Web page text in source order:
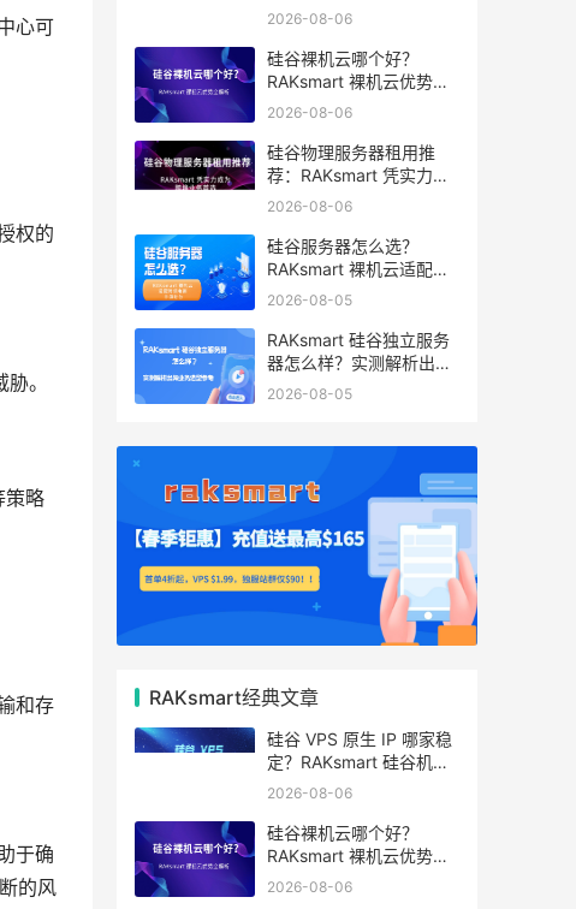
心可
权的
。
策略
和存
于确
的风
深度评测
2026-08-06
硅谷裸机云哪个好？
RAKsmart 裸机云优势全
解析
2026-08-06
硅谷物理服务器租用推
荐：RAKsmart 凭实力成
为跨境业务首选
2026-08-06
硅谷服务器怎么选？
RAKsmart 裸机云适配跨
境电商 手游后台
2026-08-05
RAKsmart 硅谷独立服务
器怎么样？实测解析出海
业务选型参考
2026-08-05
RAKsmart经典文章
硅谷 VPS 原生 IP 哪家稳
定？RAKsmart 硅谷机房
深度评测
2026-08-06
硅谷裸机云哪个好？
RAKsmart 裸机云优势全
解析
2026-08-06